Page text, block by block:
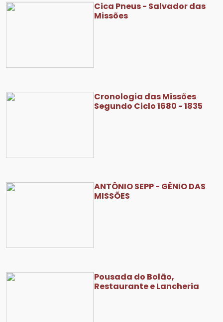
Cica Pneus - Salvador das
Missões
Cronologia das Missões
Segundo Ciclo 1680 - 1835
ANTÔNIO SEPP - GÊNIO DAS
MISSÕES
Pousada do Bolão,
Restaurante e Lancheria